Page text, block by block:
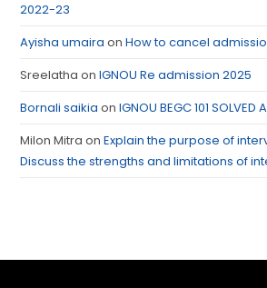
2022-23
Ayisha umaira onHow to cancel
Sreelatha onIGNOU Re admission 2025
Bornali saikia onIGNOU BEGC 101
Milon Mitra onExplain the purpose of
Discuss the strengths and limitations of